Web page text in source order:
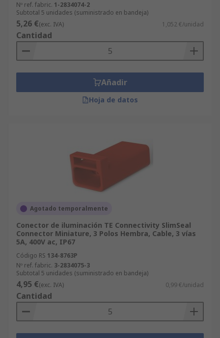
Nº ref. fabric. 1-2834074-2
Subtotal 5 unidades (suministrado en bandeja)
5,26 €(exc. IVA) 1,052 €/unidad
Cantidad
Añadir
Hoja de datos
Agotado temporalmente
Conector de iluminación TE Connectivity SlimSeal
Connector Miniature, 3 Polos Hembra, Cable, 3 vías
5A, 400V ac, IP67
Código RS 134-8763P
Nº ref. fabric. 3-2834075-3
Subtotal 5 unidades (suministrado en bandeja)
4,95 €(exc. IVA) 0,99 €/unidad
Cantidad